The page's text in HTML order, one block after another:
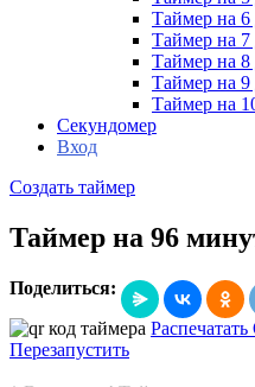
Таймер на 6
Таймер на 7
Таймер на 8
Таймер на 9
Таймер на
Секундомер
Вход
Создать таймер
Таймер на 96
Поделиться:
Перезапустить